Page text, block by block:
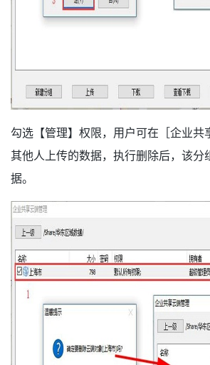
勾选【管理】权限，用户可在［企业共
其他人上传的数据，执行删除后，该分
据。